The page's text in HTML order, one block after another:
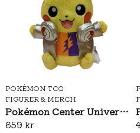
POKÉMON TCG
FIGURER & MERCH
Pokémon Center Universal Studios Japan: DJ Pikachu Plush
659 kr